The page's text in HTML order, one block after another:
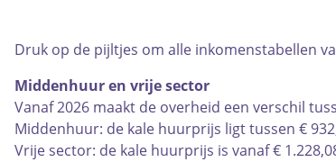
Druk op de pijltjes om alle inkomenstabellen
Middenhuur en vrije sector
Vanaf 2026 maakt de overheid een verschil
Middenhuur: de kale huurprijs ligt tussen €
Vrije sector: de kale huurprijs is vanaf €